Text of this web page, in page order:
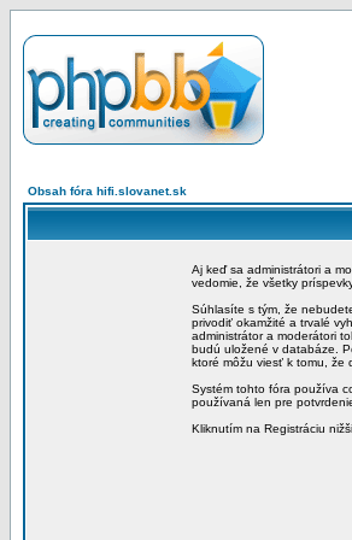
Obsah fóra hifi.slovanet.sk
Aj keď sa administrátori a
vedomie, že všetky
Súhlasíte s tým, že
privodiť okamžité a trvalé
administrátor a moderátori
budú uložené v databáze.
ktoré môžu viesť k tomu, že
Systém tohto fóra používa
používaná len pre
Kliknutím na Registráciu